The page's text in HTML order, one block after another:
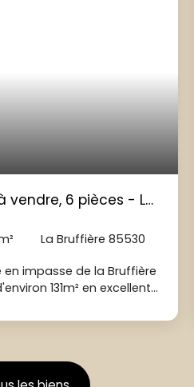
vendre, 6 pièces - La
La Bruffière 85530
en impasse de la Bruffière
131m² en excellent
vous n'aurez plus qu'à
et ses prestations de